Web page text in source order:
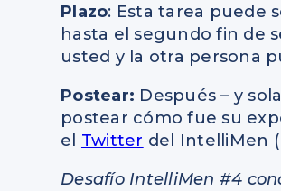
Plazo: Esta tarea puede
hasta el segundo fin de
usted y la otra persona
Postear: Después – y
postear cómo fue su
el Twitter del IntelliMen
Desafío IntelliMen #4